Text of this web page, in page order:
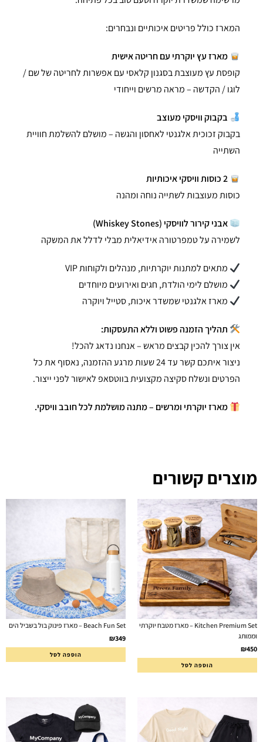
המארז כולל פריטים איכותיים ונבחרים:
מארז עץ יוקרתי עם חריטה אישית
קופסת עץ מעוצבת בסגנון קלאסי עם אפשרות לחריטה של שם /
לוגו / הקדשה – מראה מרשים וייחודי
בקבוק וויסקי מעוצב
בקבוק זכוכית אלגנטי לאחסון והגשה – מושלם להשלמת חוויית
השתייה
2 כוסות וויסקי איכותיות
כוסות מעוצבות לשתייה נוחה ומהנה
אבני קירור לוויסקי (Whiskey Stones)
לשמירה על טמפרטורה אידיאלית מבלי לדלל את המשקה
מתאים למתנות יוקרתיות, מנהלים ולקוחות VIP
מושלם לימי הולדת, חגים ואירועים מיוחדים
מארז אלגנטי שמשדר איכות, סטייל ויוקרה
תהליך הזמנה פשוט וללא התעסקות:
אין צורך להכין קבצים מראש – אנחנו נדאג להכל!
ניצור איתכם קשר עד 24 שעות מרגע ההזמנה, נאסוף את כל
הפרטים ונשלח סקיצה מקצועית בווטסאפ לאישור לפני ייצור.
מארז יוקרתי ומרשים – מתנה מושלמת לכל חובב וויסקי.
מוצרים קשורים
Kitchen Premium Set – מארז מטבח יוקרתי
וממותג
₪450
הוספה לסל
Beach Fun Set – מארז פינוק בול בשביל הים
₪349
הוספה לסל